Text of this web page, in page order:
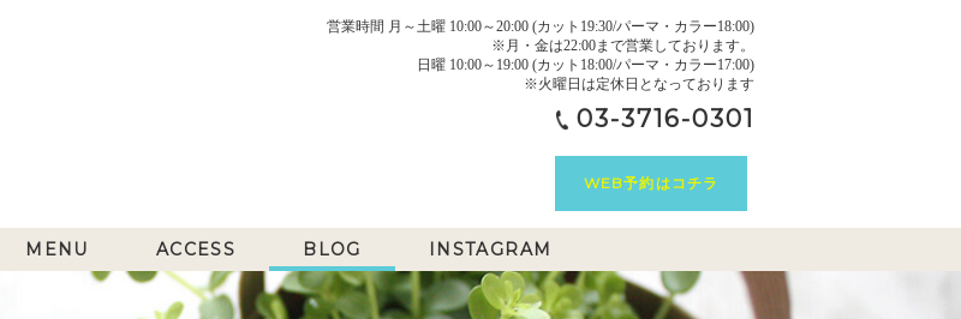
営業時間 月～土曜 10:00～20:00 (カット19:30/パーマ・カラー18:00)
※月・金は22:00まで営業しております。
日曜 10:00～19:00 (カット18:00/パーマ・カラー17:00)
※火曜日は定休日となっております
03-3716-0301
WEB予約はコチラ
MENU ACCESS BLOG INSTAGRAM